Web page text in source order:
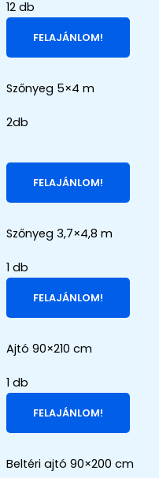
12 db
FELAJÁNLOM!
Szőnyeg 5×4 m
2db
FELAJÁNLOM!
Szőnyeg 3,7×4,8 m
1 db
FELAJÁNLOM!
Ajtó 90×210 cm
1 db
FELAJÁNLOM!
Beltéri ajtó 90×200 cm